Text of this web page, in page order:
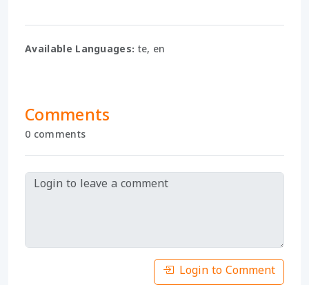
Available Languages: te, en
Comments
0 comments
Login to Comment